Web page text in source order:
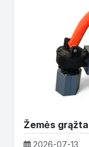
Žemės
2026-07-13